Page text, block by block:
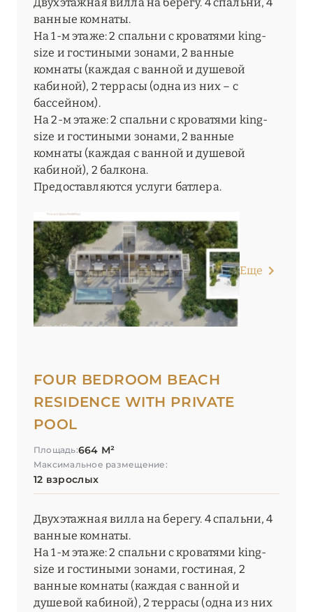
ванные комнаты.
На 1-м этаже: 2 спальни с кроватями king-
size и гостиными зонами, 2 ванные
комнаты (каждая с ванной и душевой
кабиной), 2 террасы (одна из них – с
бассейном).
На 2-м этаже: 2 спальни с кроватями king-
size и гостиными зонами, 2 ванные
комнаты (каждая с ванной и душевой
кабиной), 2 балкона.
Предоставляются услуги батлера.
Еще
FOUR BEDROOM BEACH
RESIDENCE WITH PRIVATE
POOL
Площадь:664 М²
Максимальное размещение:
12 взрослых
Двухэтажная вилла на берегу. 4 спальни, 4
ванные комнаты.
На 1-м этаже: 2 спальни с кроватями king-
size и гостиными зонами, гостиная, 2
ванные комнаты (каждая с ванной и
душевой кабиной), 2 террасы (одна из них